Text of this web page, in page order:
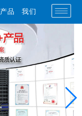
产品 我们